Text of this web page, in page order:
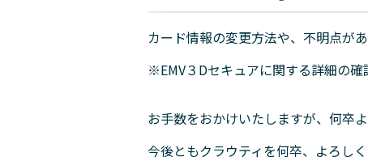
カード情報の変更方法や、不明点が
※EMV３Dセキュアに関する詳細の
お手数をおかけいたしますが、何卒
今後ともクラウティを何卒、よろしく